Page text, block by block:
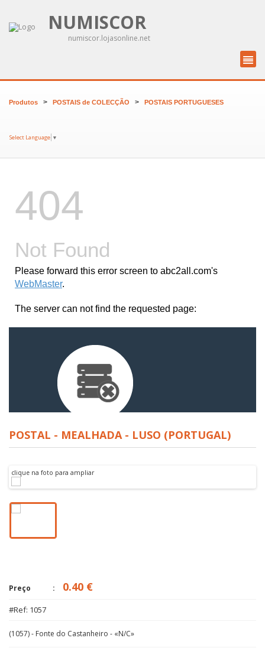
NUMISCOR
numiscor.lojasonline.net
Produtos > POSTAIS de COLECÇÃO > POSTAIS PORTUGUESES
Select Language ▼
POSTAL - MEALHADA - LUSO (PORTUGAL)
clique na foto para ampliar
Preço 0.40 €
#Ref: 1057
(1057) - Fonte do Castanheiro - «N/C»